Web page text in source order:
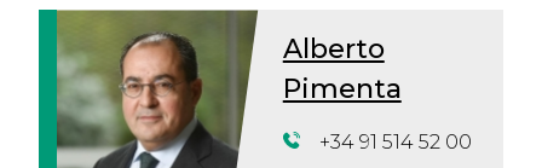
Alberto
Pimenta
+34 91 514 52 00